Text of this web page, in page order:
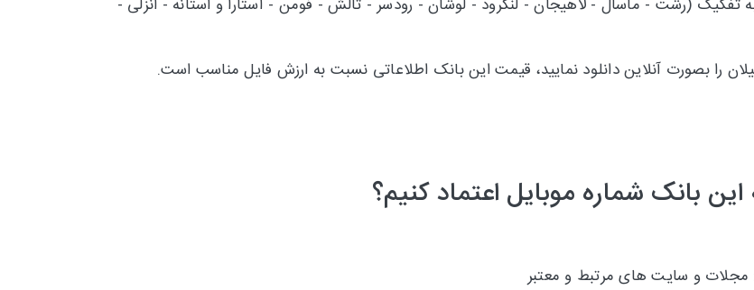
تفکیک (رشت - ماسال - لاهیجان - لنگرود - لوشان - رودسر - تالش - فومن - آستارا و استانه - انزلی -
را بصورت آنلاین دانلود نمایید، قیمت این بانک اطلاعاتی نسبت به ارزش فایل مناسب است.
بانک شماره موبایل اعتماد کنیم؟
مجلات و سایت های مرتبط و معتبر